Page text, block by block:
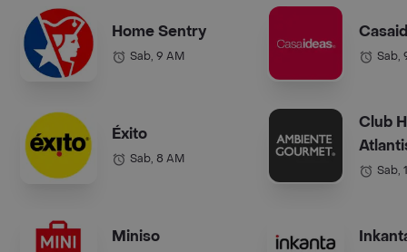
Home Sentry
Sab, 9 AM
Éxito
Sab, 8 AM
Miniso
Sab,
Club
Sab,